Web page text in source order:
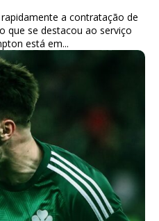
a contratação de
que se destacou ao serviço
está em...